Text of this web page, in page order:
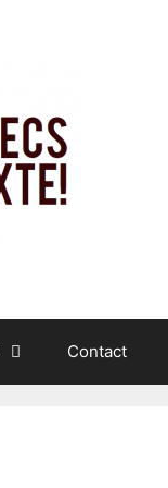
Contact